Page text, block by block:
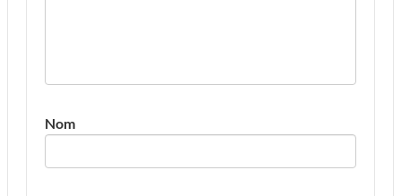
Nom